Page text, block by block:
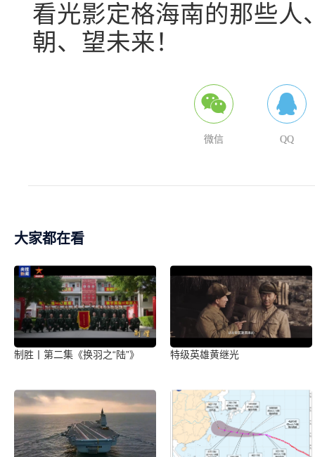
看光影定格海南的那些人
朝、望未来！
微信 QQ
大家都在看
制胜丨第二集《换羽之“陆”》 特级英雄黄继光